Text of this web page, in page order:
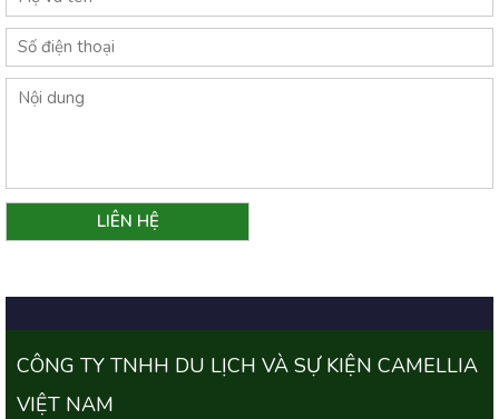
CÔNG TY TNHH DU LỊCH VÀ SỰ KIỆN CAMELLIA
VIỆT NAM